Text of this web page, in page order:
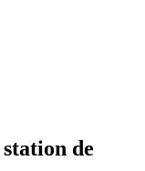
de